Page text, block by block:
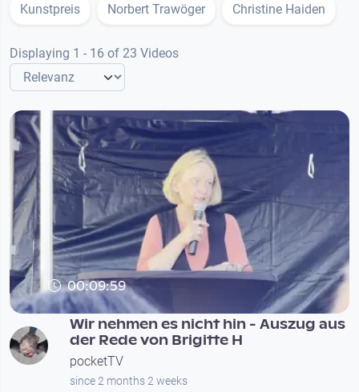
Kunstpreis Norbert Trawöger Christine Haiden
Displaying 1 - 16 of 23 Videos
00:09:59
Wir nehmen es nicht hin - Auszug aus
der Rede von Brigitte H
pocketTV
since 2 months 2 weeks